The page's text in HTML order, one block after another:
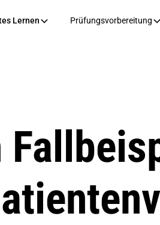
Lernen Prüfungsvorbereitung